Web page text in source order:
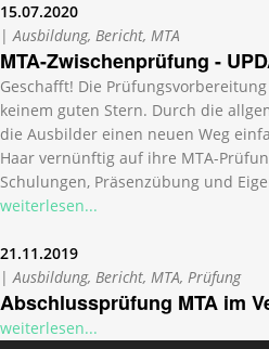
15.07.2020
|Ausbildung, Bericht, MTA
MTA-Zwischenprüfung -
Geschafft! Die
keinem guten Stern. Durch die
die Ausbilder einen neuen Weg
Haar vernünftig auf ihre MTA-
Schulungen, Präsenzübung und
weiterlesen...
21.11.2019
|Ausbildung, Bericht, MTA, Prüfung
Abschlussprüfung MTA im
weiterlesen...